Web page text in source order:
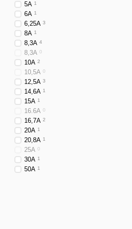
5A 1
6A 1
6,25A 3
8A 1
8,3A 4
8,3А 0
10A 2
10,5A 0
12,5A 3
14,6A 1
15A 1
16.6А 0
16,7A 2
20A 1
20,8A 1
25A 0
30А 1
50А 1